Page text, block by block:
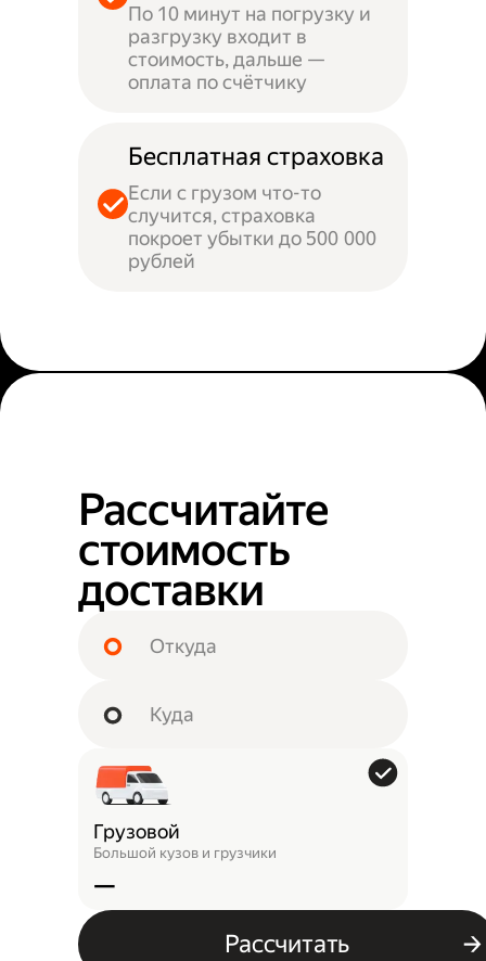
По 10 минут на погрузку и
разгрузку входит в
стоимость, дальше —
оплата по счётчику
Бесплатная страховка
Если с грузом что-то
случится, страховка
покроет убытки до 500 000
рублей
Рассчитайте
стоимость
доставки
Грузовой
Большой кузов и грузчики
—
Рассчитать